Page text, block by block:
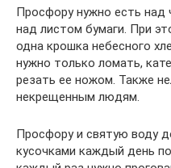
Просфору нужно есть над
над листом бумаги. При
одна крошка небесного
нужно только ломать,
резать ее ножом. Также
некрещенным людям.
Просфору и святую воду
кусочками каждый день